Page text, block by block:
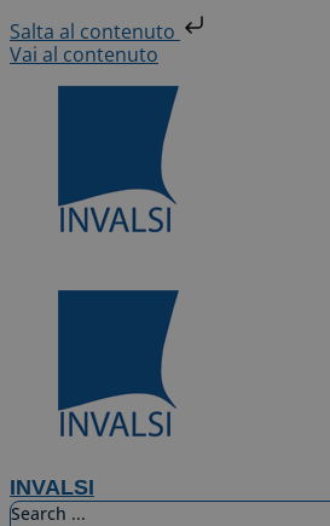
Salta al contenuto
Vai al contenuto
INVALSI
Search ...